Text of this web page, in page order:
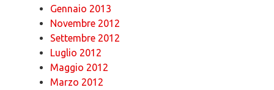
Gennaio 2013
Novembre 2012
Settembre 2012
Luglio 2012
Maggio 2012
Marzo 2012